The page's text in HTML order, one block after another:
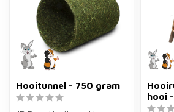
Hooitunnel - 750 gram
hooi